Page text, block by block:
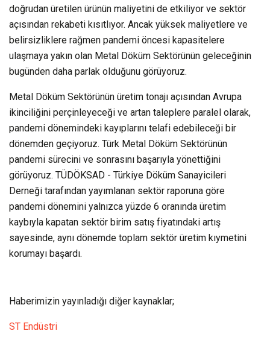
doğrudan üretilen ürünün maliyetini de etkiliyor ve sektör
açısından rekabeti kısıtlıyor. Ancak yüksek maliyetlere ve
belirsizliklere rağmen pandemi öncesi kapasitelere
ulaşmaya yakın olan Metal Döküm Sektörünün geleceğinin
bugünden daha parlak olduğunu görüyoruz.
Metal Döküm Sektörünün üretim tonajı açısından Avrupa
ikinciliğini perçinleyeceği ve artan taleplere paralel olarak,
pandemi dönemindeki kayıplarını telafi edebileceği bir
dönemden geçiyoruz. Türk Metal Döküm Sektörünün
pandemi sürecini ve sonrasını başarıyla yönettiğini
görüyoruz. TÜDÖKSAD - Türkiye Döküm Sanayicileri
Derneği tarafından yayımlanan sektör raporuna göre
pandemi dönemini yalnızca yüzde 6 oranında üretim
kaybıyla kapatan sektör birim satış fiyatındaki artış
sayesinde, aynı dönemde toplam sektör üretim kıymetini
korumayı başardı.
Haberimizin yayınladığı diğer kaynaklar;
ST Endüstri